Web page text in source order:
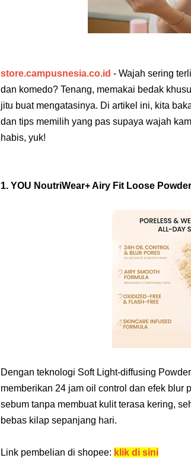
Game Space Impact
Game Rangking 1
Game Tebak Kata
Aplikasi Kasir
store.campusnesia.co.id - Wajah sering
dan komedo? Tenang, memakai bedak
jitu buat mengatasinya. Di artikel ini, kita
dan tips memilih yang pas supaya wajah
habis, yuk!
1. YOU NoutriWear+ Airy Fit Loose
Dengan teknologi Soft Light-diffusing
memberikan 24 jam oil control dan efek blur
sebum tanpa membuat kulit terasa kering,
bebas kilap sepanjang hari.
Link pembelian di shopee: klik di sini